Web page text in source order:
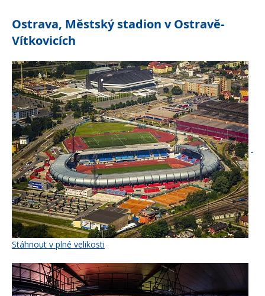
Ostrava, Městský stadion v Ostravě-
Vítkovicích
Stáhnout v plné velikosti